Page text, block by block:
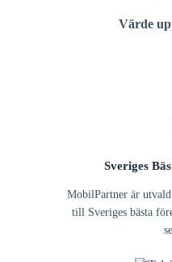
Värde
Sveriges
MobilPartner är
till Sveriges bästa